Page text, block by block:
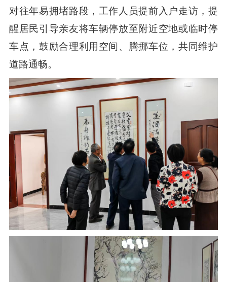
对往年易拥堵路段，工作人员提前入户走访，提
醒居民引导亲友将车辆停放至附近空地或临时停
车点，鼓励合理利用空间、腾挪车位，共同维护
道路通畅。